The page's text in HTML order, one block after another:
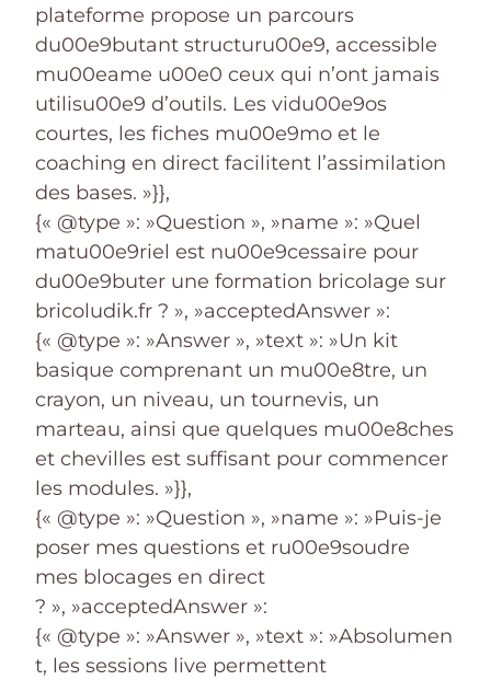
plateforme propose un parcours
du00e9butant structuru00e9, accessible
mu00eame u00e0 ceux qui n’ont jamais
utilisu00e9 d’outils. Les vidu00e9os
courtes, les fiches mu00e9mo et le
coaching en direct facilitent l’assimilation
des bases. »}},
{« @type »: »Question », »name »: »Quel
matu00e9riel est nu00e9cessaire pour
du00e9buter une formation bricolage sur
bricoludik.fr ? », »acceptedAnswer »:
{« @type »: »Answer », »text »: »Un kit
basique comprenant un mu00e8tre, un
crayon, un niveau, un tournevis, un
marteau, ainsi que quelques mu00e8ches
et chevilles est suffisant pour commencer
les modules. »}},
{« @type »: »Question », »name »: »Puis-je
poser mes questions et ru00e9soudre
mes blocages en direct
? », »acceptedAnswer »:
{« @type »: »Answer », »text »: »Absolumen
t, les sessions live permettent